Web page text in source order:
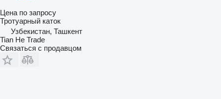
Цена по запросу
Тротуарный каток
Узбекистан, Ташкент
Tian He Trade
Связаться с продавцом